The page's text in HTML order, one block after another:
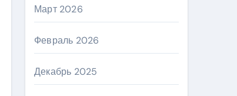
Март 2026
Февраль 2026
Декабрь 2025